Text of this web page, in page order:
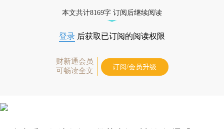
本文共计8169字 订阅后继续阅读
登录 后获取已订阅的阅读权限
财新通会员
可畅读全文
订阅/会员升级